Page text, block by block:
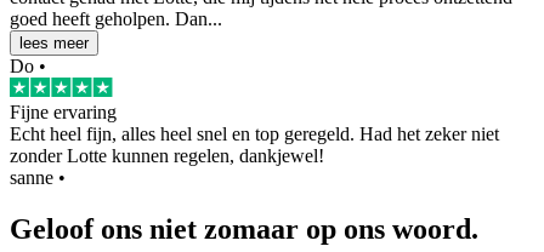
goed heeft geholpen. Dan...
lees meer
Do •
Fijne ervaring
Echt heel fijn, alles heel snel en top geregeld. Had het zeker niet
zonder Lotte kunnen regelen, dankjewel!
sanne •
Geloof ons niet zomaar op ons woord.